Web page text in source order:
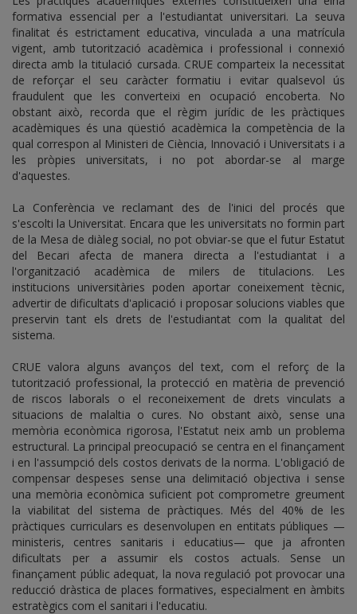
formativa essencial per a l'estudiantat universitari. La seuva
finalitat és estrictament educativa, vinculada a una matrícula
vigent, amb tutorització acadèmica i professional i connexió
directa amb la titulació cursada. CRUE comparteix la necessitat
de reforçar el seu caràcter formatiu i evitar qualsevol ús
fraudulent que les converteixi en ocupació encoberta. No
obstant això, recorda que el règim jurídic de les pràctiques
acadèmiques és una qüestió acadèmica la competència de la
qual correspon al Ministeri de Ciència, Innovació i Universitats i a
les pròpies universitats, i no pot abordar-se al marge
d'aquestes.
La Conferència ve reclamant des de l'inici del procés que
s'escolti la Universitat. Encara que les universitats no formin part
de la Mesa de diàleg social, no pot obviar-se que el futur Estatut
del Becari afecta de manera directa a l'estudiantat i a
l'organització acadèmica de milers de titulacions. Les
institucions universitàries poden aportar coneixement tècnic,
advertir de dificultats d'aplicació i proposar solucions viables que
preservin tant els drets de l'estudiantat com la qualitat del
sistema.
CRUE valora alguns avanços del text, com el reforç de la
tutorització professional, la protecció en matèria de prevenció
de riscos laborals o el reconeixement de drets vinculats a
situacions de malaltia o cures. No obstant això, sense una
memòria econòmica rigorosa, l'Estatut neix amb un problema
estructural. La principal preocupació se centra en el finançament
i en l'assumpció dels costos derivats de la norma. L'obligació de
compensar despeses sense una delimitació objectiva i sense
una memòria econòmica suficient pot comprometre greument
la viabilitat del sistema de pràctiques. Més del 40% de les
pràctiques curriculars es desenvolupen en entitats públiques —
ministeris, centres sanitaris i educatius— que ja afronten
dificultats per a assumir els costos actuals. Sense un
finançament públic adequat, la nova regulació pot provocar una
reducció dràstica de places formatives, especialment en àmbits
estratègics com el sanitari i l'educatiu.